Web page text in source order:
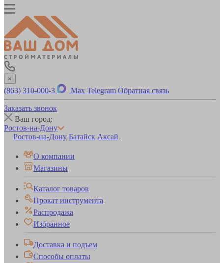
×
(863) 310-000-3 Max Telegram Обратная связь
Заказать звонок
Ваш город:
Ростов-на-Дону
Ростов-на-Дону Батайск Аксай
О компании
Магазины
Каталог товаров
Прокат инструмента
Распродажа
Избранное
Доставка и подъем
Способы оплаты